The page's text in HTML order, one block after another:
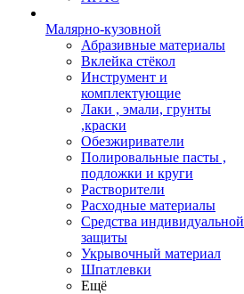
Малярно-кузовной
Абразивные материалы
Вклейка стёкол
Инструмент и
комплектующие
Лаки , эмали, грунты
,краски
Обезжириватели
Полировальные пасты ,
подложки и круги
Растворители
Расходные материалы
Средства индивидуальной
защиты
Укрывочный материал
Шпатлевки
Ещё